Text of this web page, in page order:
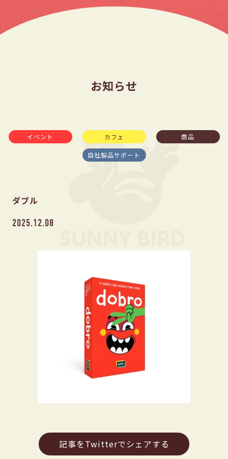
お知らせ
イベント カフェ 商品
自社製品サポート
ダブル
2025.12.08
記事をTwitterでシェアする